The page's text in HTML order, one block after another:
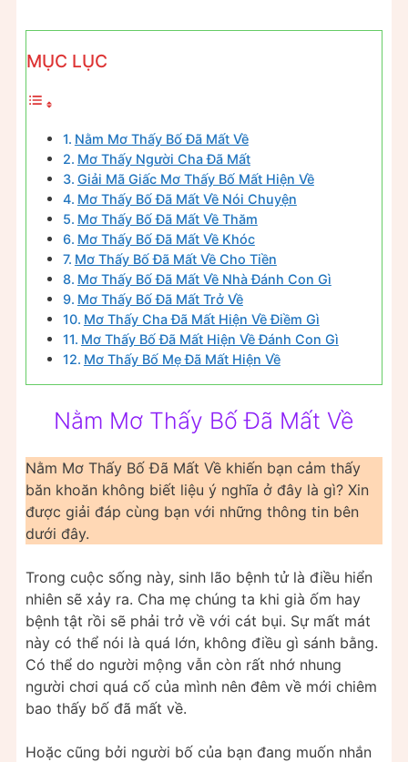
MỤC LỤC
Nằm Mơ Thấy Bố Đã Mất Về
Mơ Thấy Người Cha Đã Mất
Giải Mã Giấc Mơ Thấy Bố Mất Hiện Về
Mơ Thấy Bố Đã Mất Về Nói Chuyện
Mơ Thấy Bố Đã Mất Về Thăm
Mơ Thấy Bố Đã Mất Về Khóc
Mơ Thấy Bố Đã Mất Về Cho Tiền
Mơ Thấy Bố Đã Mất Về Nhà Đánh Con Gì
Mơ Thấy Bố Đã Mất Trở Về
Mơ Thấy Cha Đã Mất Hiện Về Điềm Gì
Mơ Thấy Bố Đã Mất Hiện Về Đánh Con Gì
Mơ Thấy Bố Mẹ Đã Mất Hiện Về
Nằm Mơ Thấy Bố Đã Mất Về
Nằm Mơ Thấy Bố Đã Mất Về khiến bạn cảm thấy
băn khoăn không biết liệu ý nghĩa ở đây là gì? Xin
được giải đáp cùng bạn với những thông tin bên
dưới đây.
Trong cuộc sống này, sinh lão bệnh tử là điều hiển
nhiên sẽ xảy ra. Cha mẹ chúng ta khi già ốm hay
bệnh tật rồi sẽ phải trở về với cát bụi. Sự mất mát
này có thể nói là quá lớn, không điều gì sánh bằng.
Có thể do người mộng vẫn còn rất nhớ nhung
người chơi quá cố của mình nên đêm về mới chiêm
bao thấy bố đã mất về.
Hoặc cũng bởi người bố của bạn đang muốn nhắn